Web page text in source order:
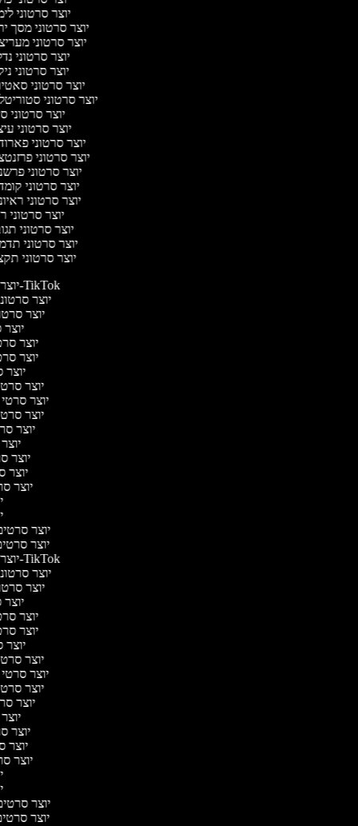
יוצר סרטוני
יוצר סרטוני מסך
יוצר סרטוני
יוצר סרטוני
יוצר סרטוני
יוצר סרטוני
יוצר סרטוני
יוצר סרטוני
יוצר סרטוני
יוצר סרטוני
יוצר סרטוני
יוצר סרטוני
יוצר סרטוני
יוצר סרטוני
יוצר סרטוני
יוצר סרטוני
יוצר סרטוני
יוצר סרטוני
יוצר סרטונים ל-TikTok
יוצר
יוצר
יוצר
יוצר
יוצר
יוצר
יוצר סרטי
יוצר
יוצר
יוצר
יוצר
יוצר
יוצר
יוצר
יוצר סרטונים ל-TikTok
יוצר
יוצר
יוצר
יוצר
יוצר
יוצר
יוצר סרטי
יוצר
יוצר
יוצר
יוצר
יוצר
יוצר
יוצר